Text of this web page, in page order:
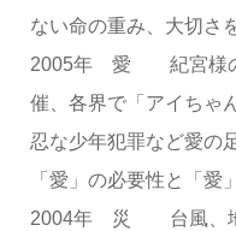
ない命の重み、大切さ
2005年 愛 紀宮様の
催、各界で「アイちゃ
忍な少年犯罪など愛の
「愛」の必要性と「愛
2004年 災 台風、地